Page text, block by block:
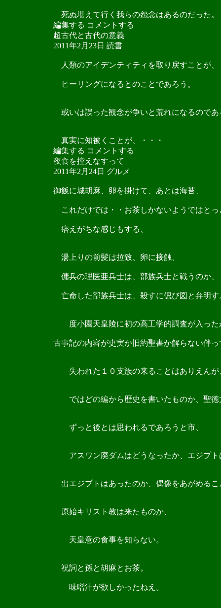
死ぬ堪えて行く我らの怨念はあるのだった。
編集する コメントする
超古代と古代の意義
2011年2月23日 読書
人類のアイデンティティを取り戻すことが、
ヒーリングになるとのことであろう。
或いは誤った観念が争いと荒れになるのであ
真実に知被くことが、・・・
編集する コメントする
夜食を控えなすって
2011年2月24日 グルメ
御飯に城胡麻、卵を掛けて、あとは海苔、
これだけでは・・お茶しかないようではとっ
痞えがちな感じもする、
湯上りの前髪は拉致、卵に接触、
傭兵の理医亜兵士は、部族兵士と戦うのか、
亡命した部族兵士は、殺すに偲び図と弁明す
度小園天皇陵に初の高工学的調査が入った
古事記の内容が史実か旧約聖書か解らない伴っ
失われた１０支族の来ることはありえんが
ではどの編から歴史を書いたものか、聖徳
ずっと後とは思われるであろうと市、
アスワン廃ダムはどうなったか、エジプト
出エジプトはあったのか、偶像をあがめるこ
原始キリスト教は来たものか、
天皇意の食事を知らない。
祝詞と孫と胡麻とお茶。
味噌汁が欲しかったねえ。